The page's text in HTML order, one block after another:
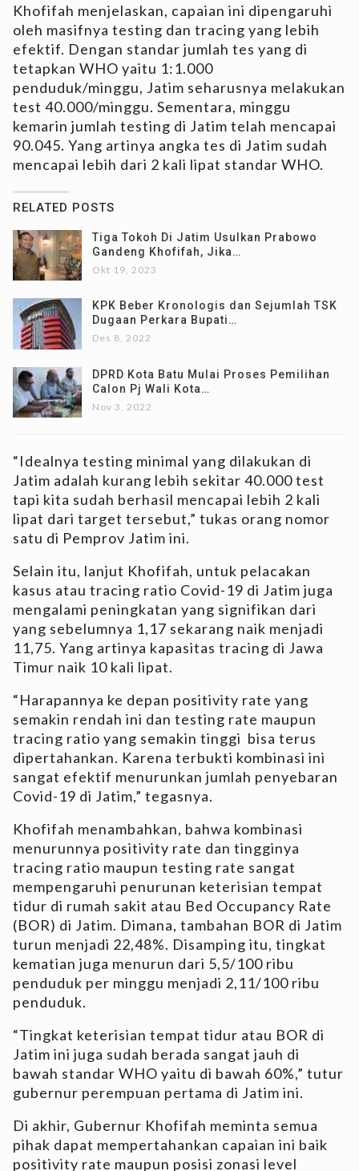
Khofifah menjelaskan, capaian ini dipengaruhi
oleh masifnya testing dan tracing yang lebih
efektif. Dengan standar jumlah tes yang di
tetapkan WHO yaitu 1:1.000
penduduk/minggu, Jatim seharusnya melakukan
test 40.000/minggu. Sementara, minggu
kemarin jumlah testing di Jatim telah mencapai
90.045. Yang artinya angka tes di Jatim sudah
mencapai lebih dari 2 kali lipat standar WHO.
RELATED POSTS
Tiga Tokoh Di Jatim Usulkan Prabowo
Gandeng Khofifah, Jika…
Okt 19, 2023
KPK Beber Kronologis dan Sejumlah TSK
Dugaan Perkara Bupati…
Des 8, 2022
DPRD Kota Batu Mulai Proses Pemilihan
Calon Pj Wali Kota…
Nov 3, 2022
“Idealnya testing minimal yang dilakukan di
Jatim adalah kurang lebih sekitar 40.000 test
tapi kita sudah berhasil mencapai lebih 2 kali
lipat dari target tersebut,” tukas orang nomor
satu di Pemprov Jatim ini.
Selain itu, lanjut Khofifah, untuk pelacakan
kasus atau tracing ratio Covid-19 di Jatim juga
mengalami peningkatan yang signifikan dari
yang sebelumnya 1,17 sekarang naik menjadi
11,75. Yang artinya kapasitas tracing di Jawa
Timur naik 10 kali lipat.
“Harapannya ke depan positivity rate yang
semakin rendah ini dan testing rate maupun
tracing ratio yang semakin tinggi bisa terus
dipertahankan. Karena terbukti kombinasi ini
sangat efektif menurunkan jumlah penyebaran
Covid-19 di Jatim,” tegasnya.
Khofifah menambahkan, bahwa kombinasi
menurunnya positivity rate dan tingginya
tracing ratio maupun testing rate sangat
mempengaruhi penurunan keterisian tempat
tidur di rumah sakit atau Bed Occupancy Rate
(BOR) di Jatim. Dimana, tambahan BOR di Jatim
turun menjadi 22,48%. Disamping itu, tingkat
kematian juga menurun dari 5,5/100 ribu
penduduk per minggu menjadi 2,11/100 ribu
penduduk.
“Tingkat keterisian tempat tidur atau BOR di
Jatim ini juga sudah berada sangat jauh di
bawah standar WHO yaitu di bawah 60%,” tutur
gubernur perempuan pertama di Jatim ini.
Di akhir, Gubernur Khofifah meminta semua
pihak dapat mempertahankan capaian ini baik
positivity rate maupun posisi zonasi level